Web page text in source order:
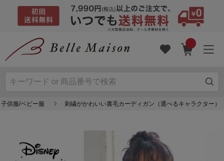
供服/ベビー服 刺繍がかわいい裏毛カーディガン（選べるキャラクター）